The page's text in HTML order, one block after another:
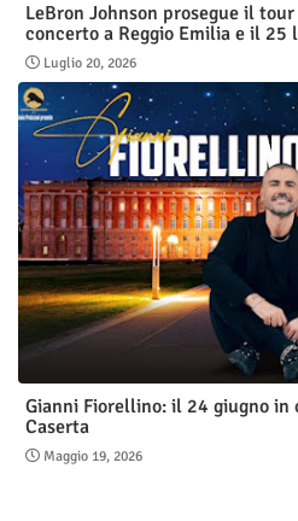
LeBron Johnson prosegue il
concerto a Reggio Emilia e il 25
Luglio 20, 2026
Gianni Fiorellino: il 24 giugno in
Caserta
Maggio 19, 2026